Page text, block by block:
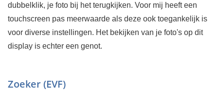
dubbelklik, je foto bij het terugkijken. Voor mij heeft een
touchscreen pas meerwaarde als deze ook toegankelijk is
voor diverse instellingen. Het bekijken van je foto's op dit
display is echter een genot.
Zoeker (EVF)